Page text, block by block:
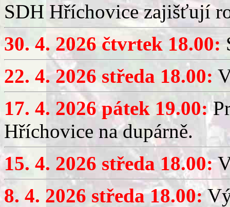
SDH Hříchovice zajišťují
30. 4. 2026 čtvrtek 18.00:
22. 4. 2026 středa 18.00:
17. 4. 2026 pátek 19.00:
Hříchovice na dupárně.
15. 4. 2026 středa 18.00:
8. 4. 2026 středa 18.00: